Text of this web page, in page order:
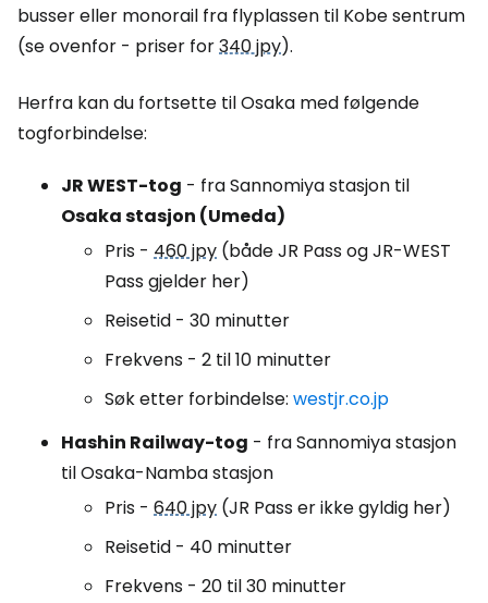
busser eller monorail fra flyplassen til Kobe sentrum
(se ovenfor - priser for340 jpy).
Herfra kan du fortsette til Osaka med følgende
togforbindelse:
JR WEST-tog - fra Sannomiya stasjon til
Osaka stasjon (Umeda)
Pris - 460 jpy (både JR Pass og JR-WEST
Pass gjelder her)
Reisetid - 30 minutter
Frekvens - 2 til 10 minutter
Søk etter forbindelse: westjr.co.jp
Hashin Railway-tog - fra Sannomiya stasjon
til Osaka-Namba stasjon
Pris - 640 jpy (JR Pass er ikke gyldig her)
Reisetid - 40 minutter
Frekvens - 20 til 30 minutter